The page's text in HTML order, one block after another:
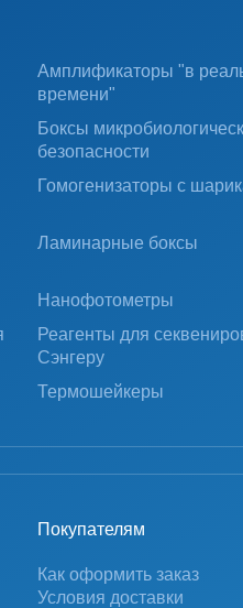
Амплификаторы "в
времени"
Боксы
безопасности
Гомогенизаторы с
Ламинарные боксы
Нанофотометры
Реагенты для
Сэнгеру
Термошейкеры
Покупателям
Как оформить заказ
Условия доставки